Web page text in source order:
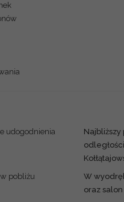
udogodnienia
Najbliższy
pobliżu
W
oraz salon